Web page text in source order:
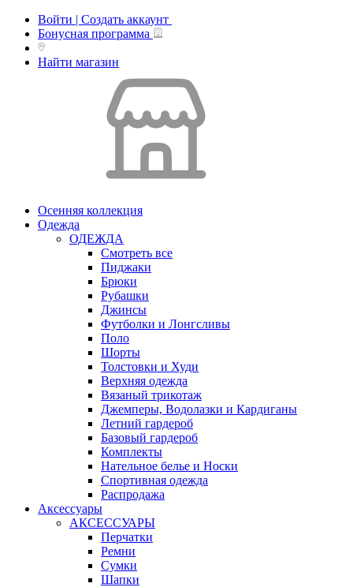
Войти | Создать аккаунт
Бонусная программа
Найти магазин
Осенняя коллекция
Одежда
ОДЕЖДА
Смотреть все
Пиджаки
Брюки
Рубашки
Джинсы
Футболки и Лонгсливы
Поло
Шорты
Толстовки и Худи
Верхняя одежда
Вязаный трикотаж
Джемперы, Водолазки и Кардиганы
Летний гардероб
Базовый гардероб
Комплекты
Нательное белье и Носки
Спортивная одежда
Распродажа
Аксессуары
АКСЕССУАРЫ
Перчатки
Ремни
Сумки
Шапки